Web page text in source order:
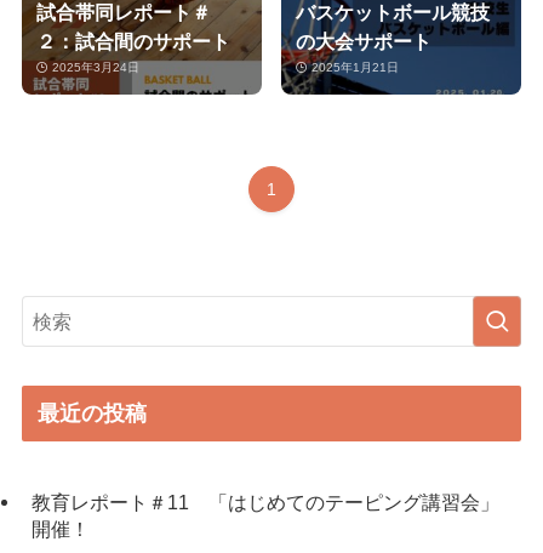
試合帯同レポート＃
２：試合間のサポート
2025年3月24日
バスケットボール競技
の大会サポート
2025年1月21日
1
最近の投稿
教育レポート＃11 「はじめてのテーピング講習会」
開催！